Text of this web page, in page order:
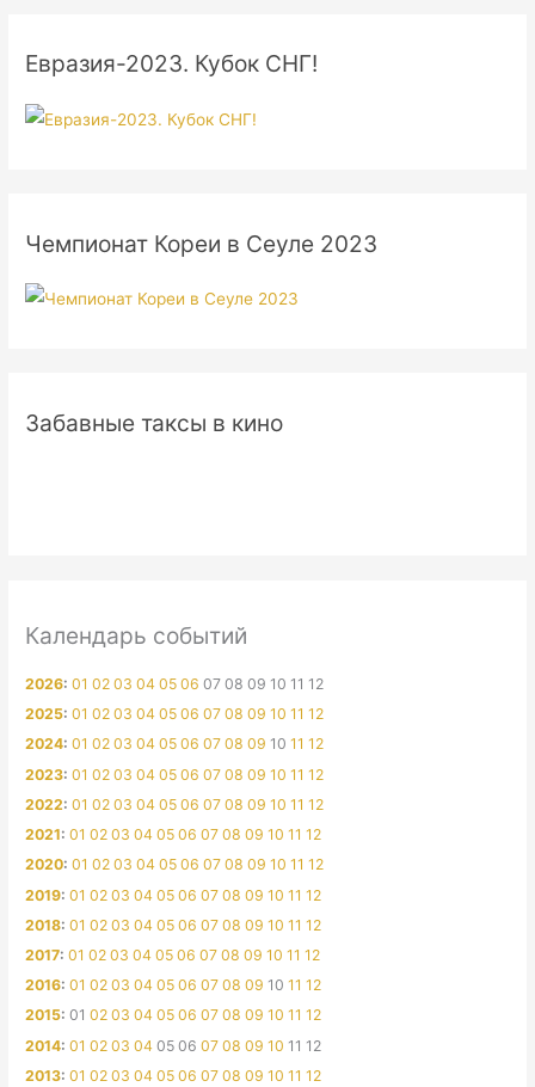
Евразия-2023. Кубок СНГ!
Чемпионат Кореи в Сеуле 2023
Забавные таксы в кино
Календарь событий
2026:01 02 03 04 05 06 07 08 09 10 11 12
2025:01 02 03 04 05 06 07 08 09 10 11 12
2024:01 02 03 04 05 06 07 08 09 10 11 12
2023:01 02 03 04 05 06 07 08 09 10 11 12
2022:01 02 03 04 05 06 07 08 09 10 11 12
2021:01 02 03 04 05 06 07 08 09 10 11 12
2020:01 02 03 04 05 06 07 08 09 10 11 12
2019:01 02 03 04 05 06 07 08 09 10 11 12
2018:01 02 03 04 05 06 07 08 09 10 11 12
2017:01 02 03 04 05 06 07 08 09 10 11 12
2016:01 02 03 04 05 06 07 08 09 10 11 12
2015:01 02 03 04 05 06 07 08 09 10 11 12
2014:01 02 03 04 05 06 07 08 09 10 11 12
2013:01 02 03 04 05 06 07 08 09 10 11 12